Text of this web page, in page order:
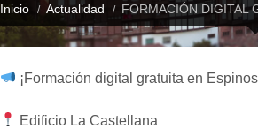
Inicio Actualidad FORMACIÓN DIGITAL
¡Formación digital gratuita en
Edificio La Castellana